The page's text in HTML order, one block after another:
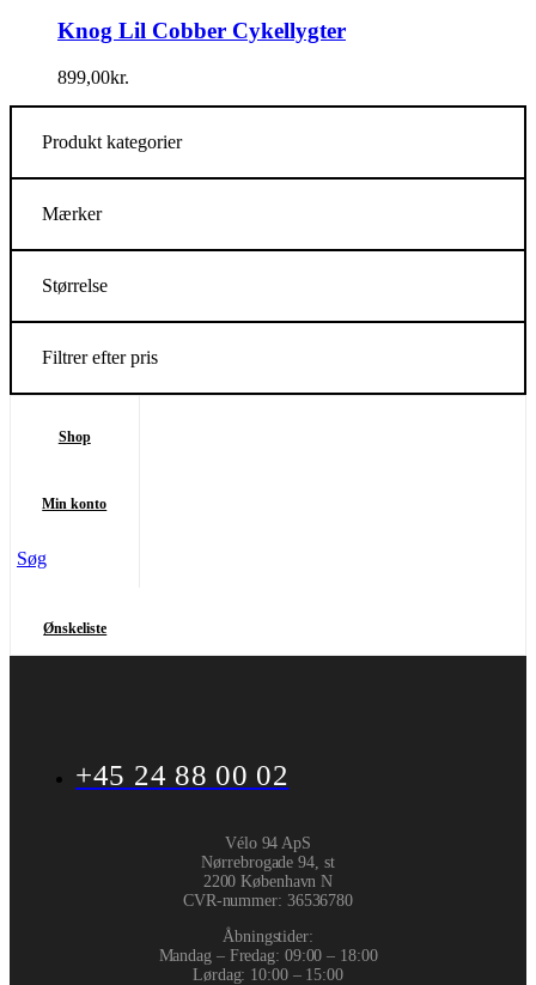
Knog Lil Cobber Cykellygter
899,00kr.
Produkt kategorier
Mærker
Størrelse
Filtrer efter pris
Shop
Min konto
Søg
Ønskeliste
+45 24 88 00 02
Vélo 94 ApS
Nørrebrogade 94, st
2200 København N
CVR-nummer: 36536780
Åbningstider:
Mandag – Fredag: 09:00 – 18:00
Lørdag: 10:00 – 15:00